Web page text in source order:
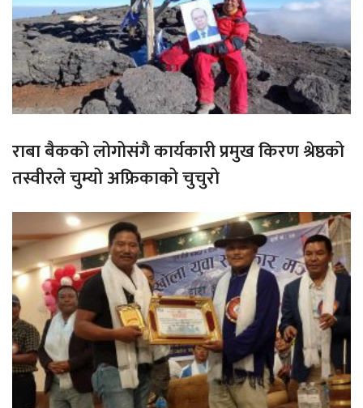
राबा बैकको लोगोसंगै कार्यकारी प्रमुख किरण श्रेष्ठको
तस्वीरले चुम्यो अफ्रिकाको चुचुरो